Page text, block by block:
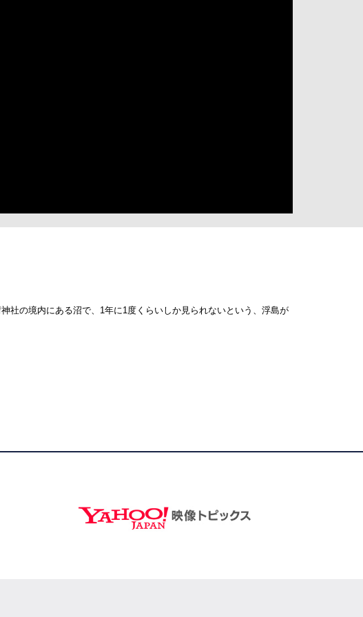
社の境内にある沼で、1年に1度くらいしか見られないという、浮島が